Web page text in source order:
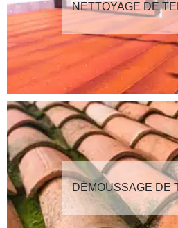
NETTOYAGE DE
DÉMOUSSAGE DE